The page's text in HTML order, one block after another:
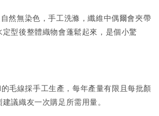
然無染色，手工洗滌，纖維中偶爾會夾帶
型後整體織物會蓬鬆起來，是個小驚
的毛線採手工生產，每年產量有限且每批顏
議織友一次購足所需用量。